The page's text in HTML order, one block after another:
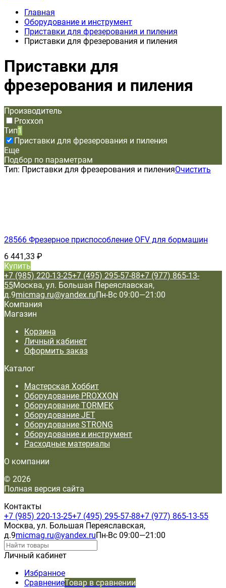
Главная
Оборудование и инструмент
Приставки для фрезерования и пиления
Приставки для фрезерования и пиления
Приставки для
фрезерования и пиления
Производитель
Proxxon
Тип1
Приставки для фрезерования и пиления
Еще
Подбор по параметрам
Тип: Приставки для фрезерования и пиленияОчистить
28566 Фрезерное приспособление OFV для бормашин
6 441,33 ₽
Купить
+7 (985) 220-13-25+7 (495) 295-57-88+7 (977) 865-13-
55Москва, ул. Большая Переяславская,
д.9micmag.ru@yandex.ruПн-Вс 09:00—21:00
Компания
Магазин
Корзина
Личный кабинет
Оформить заказ
Каталог
Мастерская Хоббит
Оборудование PROXXON
Оборудование TORMEK
Оборудование JET
Оборудование STRONG
Оборудование и инструмент
Расходные материалы
О компании
© 2026
Полная версия сайта
Контакты
+7 (985) 220-13-25+7 (495) 295-57-88+7 (977) 865-13-55
Москва, ул. Большая Переяславская,
д.9micmag.ru@yandex.ruПн-Вс 09:00—21:00
Личный кабинет
Избранное
СравнениеТовар в сравнении